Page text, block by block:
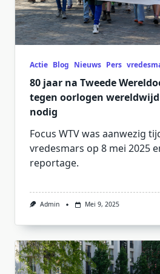
Actie Blog Nieuws Pers
80 jaar na Tweede
tegen oorlogen
nodig
Focus WTV was aanwezig
vredesmars op 8 mei 2025
reportage.
Admin Mei 9, 2025